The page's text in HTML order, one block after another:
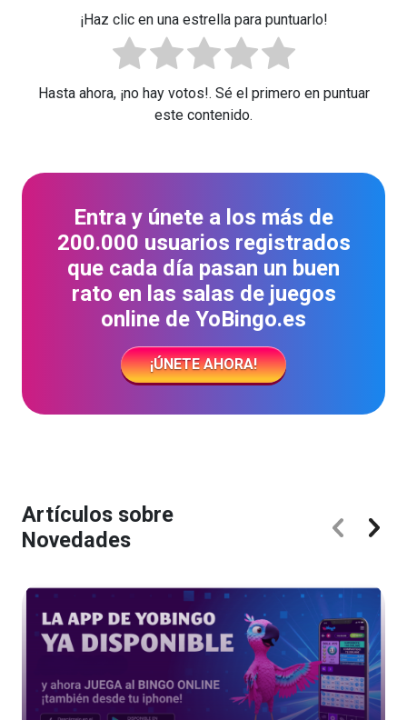
¡Haz clic en una estrella para puntuarlo!
Hasta ahora, ¡no hay votos!. Sé el primero en puntuar
este contenido.
Entra y únete a los más de
200.000 usuarios registrados
que cada día pasan un buen
rato en las salas de juegos
online de YoBingo.es
¡ÚNETE AHORA!
Artículos sobre
Novedades